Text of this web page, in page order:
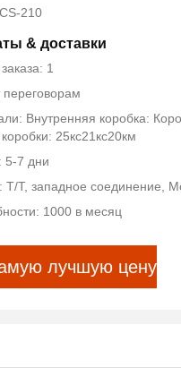
210
& доставки
1
Внутренняя коробка:
25кс21кс20км
5-7 дни
T/T, западное соединение,
1000 в месяц
лучшую цену